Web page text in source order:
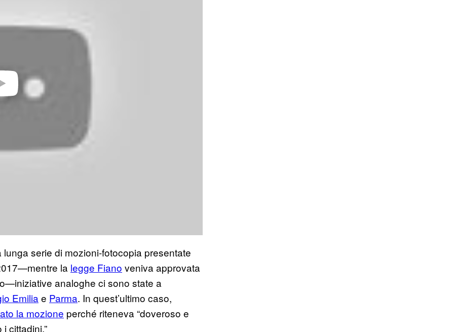
serie di mozioni-fotocopia presentate
la legge Fiano veniva approvata
analoghe ci sono state a
Emilia e Parma. In quest’ultimo caso,
la mozione perché riteneva “doveroso e
cittadini.”